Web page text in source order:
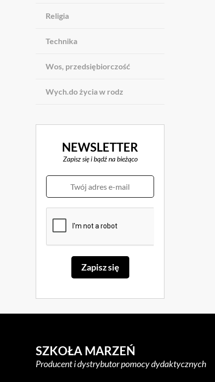
Religia
Technika
Wos, przedsiębiorczość
Wych.do życia w rodz
NEWSLETTER
Zapisz się i bądź na bieżąco
SZKOŁA MARZEŃ
Producent i dystrybutor pomocy dydaktycznych